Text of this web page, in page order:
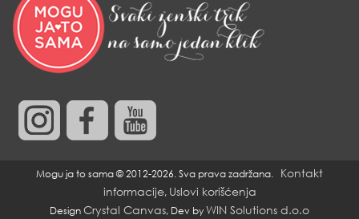
0 dinara, a sve je blistalo i mirisalo
danima!
kamilicom koji pegla bore, briše
nadutost i vraća sjaj licu za 3
minuta!
NAJVEĆI STRAH SVAKOG
RODITELJA: Otkriveno da li se
Mogu ja to sama © 2012-2026. Sva prava zadržana. Kontakt
informacije, Uslovi korišćenja
Design Crystal Canvas, Dev by WIN Solutions d.o.o